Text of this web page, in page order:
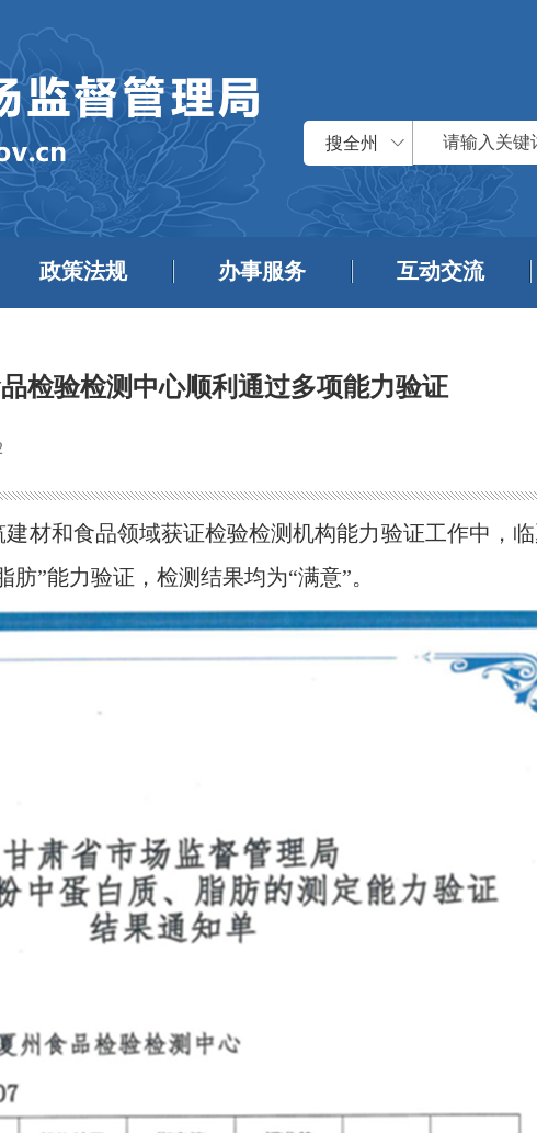
搜全州
政策法规 办事服务 互动交流
检验检测中心顺利通过多项能力验证
材和食品领域获证检验检测机构能力验证工作中，
”能力验证，检测结果均为“满意”。